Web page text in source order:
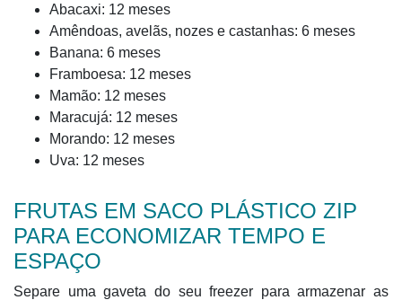
Abacaxi: 12 meses
Amêndoas, avelãs, nozes e castanhas: 6 meses
Banana: 6 meses
Framboesa: 12 meses
Mamão: 12 meses
Maracujá: 12 meses
Morando: 12 meses
Uva: 12 meses
FRUTAS EM SACO PLÁSTICO ZIP
PARA ECONOMIZAR TEMPO E
ESPAÇO
Separe uma gaveta do seu freezer para armazenar as